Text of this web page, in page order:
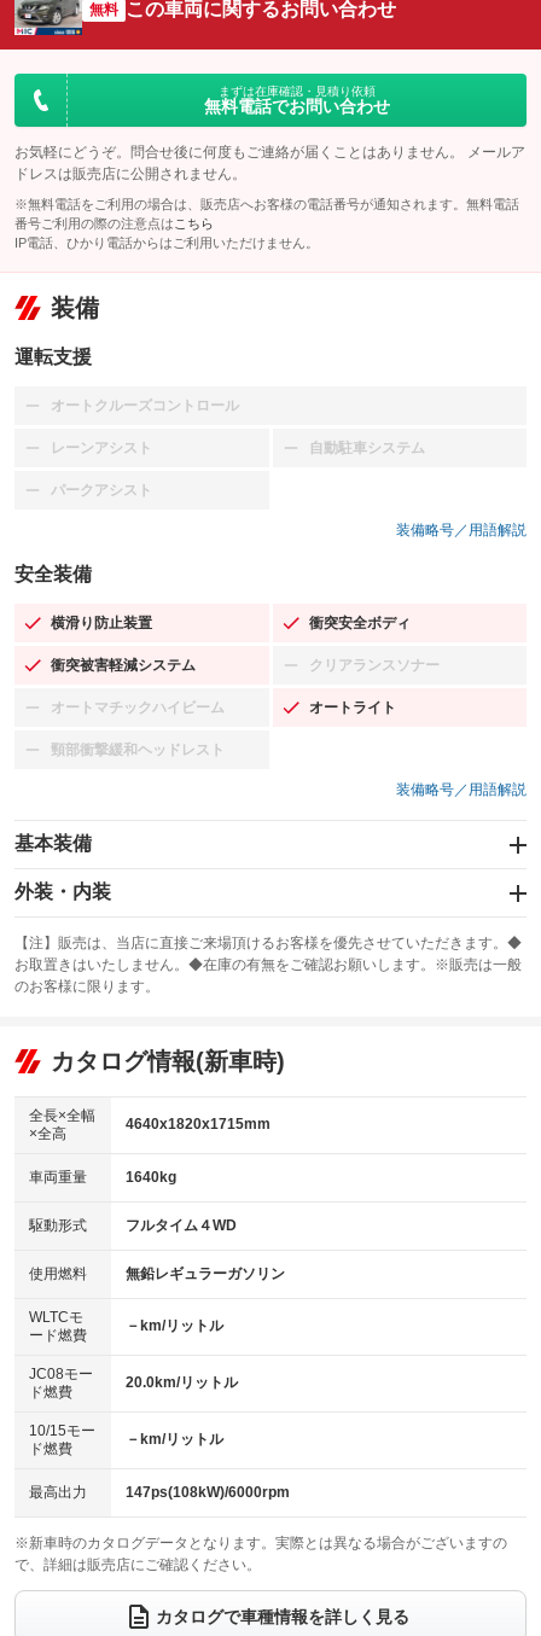
無料 この車両に関するお問い合わせ
まずは在庫確認・見積り依頼
無料電話でお問い合わせ
お気軽にどうぞ。問合せ後に何度もご連絡が届くことはありません。 メールア
ドレスは販売店に公開されません。
※無料電話をご利用の場合は、販売店へお客様の電話番号が通知されます。無料電話
番号ご利用の際の注意点は こちら
IP電話、ひかり電話からはご利用いただけません。
装備
運転支援
オートクルーズコントロール
：装備なし
レーンアシスト
：装備なし 自動駐車システム
：装備なし
パークアシスト
：装備なし
装備略号／用語解説
安全装備
横滑り防止装置
：装備あり 衝突安全ボディ
：装備あり
衝突被害軽減システム
：装備あり クリアランスソナー
：装備なし
オートマチックハイビーム
：装備なし オートライト
：装備あり
頸部衝撃緩和ヘッドレスト
：装備なし
装備略号／用語解説
基本装備
エアバッグ：運転席/助手席
：装備あり
：装備なし
サンルーフ
：装備なし ABS
リフトアップ
：装備なし
：装備あり
パワーウィンドウ
アイドリングストップ
：装備なし
USB入力端子
：装備あり
100V電源
：装備なし
センターデフロック
：装備なし
電動格納ミラー
：装備あり
外装・内装
カーナビ：メモリーナビ他
：装備あり
TV：ワンセグ
：装備あり
ビジュアル
：装備なし
アルミホイール：アルミホイール
：装備あり
HID(キセノンライト)
バックカメラ
エアロ
：装備なし
ローダウン
：装備なし
ベンチシート
：装備なし
チップアップシート
：装備なし
電動格納サードシート
：装備なし シートヒーター
：装備あり
ウォークスルー
電動リアゲート フロントカメラ
：装備あり
【注】販売は、当店に直接ご来場頂けるお客様を優先させていただきます。◆
お取置きはいたしません。◆在庫の有無をご確認お願いします。※販売は一般
のお客様に限ります。
カタログ情報(新車時)
全長×全幅
×全高
4640x1820x1715mm
車両重量 1640kg
駆動形式 フルタイム４WD
使用燃料 無鉛レギュラーガソリン
WLTCモ
ード燃費
－km/リットル
JC08モー
ド燃費
20.0km/リットル
10/15モー
ド燃費
－km/リットル
最高出力 147ps(108kW)/6000rpm
※新車時のカタログデータとなります。実際とは異なる場合がございますの
で、詳細は販売店にご確認ください。
カタログで車種情報を詳しく見る